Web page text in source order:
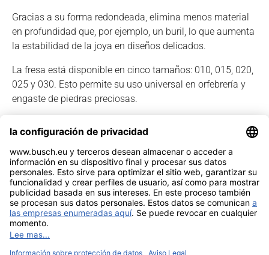
Gracias a su forma redondeada, elimina menos material
en profundidad que, por ejemplo, un buril, lo que aumenta
la estabilidad de la joya en diseños delicados.
La fresa está disponible en cinco tamaños: 010, 015, 020,
025 y 030. Esto permite su uso universal en orfebrería y
engaste de piedras preciosas.
Video de uso